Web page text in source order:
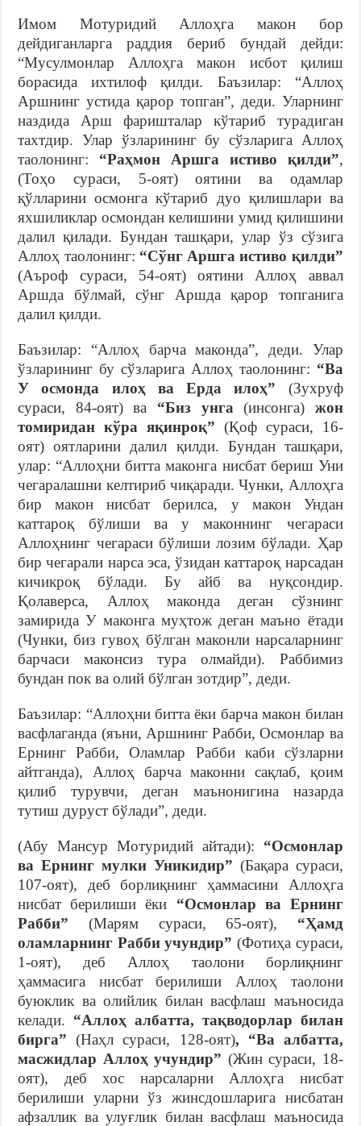
Имом Мотуридий Аллоҳга макон бор
дейдиганларга раддия бериб бундай дейди:
“Мусулмонлар Аллоҳга макон исбот қилиш
борасида ихтилоф қилди. Баъзилар: “Аллоҳ
Аршнинг устида қарор топган”, деди. Уларнинг
наздида Арш фаришталар кўтариб турадиган
тахтдир. Улар ўзларининг бу сўзларига Аллоҳ
таолонинг: “Раҳмон Аршга истиво қилди”,
(Тоҳо сураси, 5-оят) оятини ва одамлар
қўлларини осмонга кўтариб дуо қилишлари ва
яхшиликлар осмондан келишини умид қилишини
далил қилади. Бундан ташқари, улар ўз сўзига
Аллоҳ таолонинг: “Сўнг Аршга истиво қилди”
(Аъроф сураси, 54-оят) оятини Аллоҳ аввал
Аршда бўлмай, сўнг Аршда қарор топганига
далил қилди.
Баъзилар: “Аллоҳ барча маконда”, деди. Улар
ўзларининг бу сўзларига Аллоҳ таолонинг: “Ва
У осмонда илоҳ ва Ерда илоҳ” (Зухруф
сураси, 84-оят) ва “Биз унга(инсонга) жон
томиридан кўра яқинроқ” (Қоф сураси, 16-
оят) оятларини далил қилди. Бундан ташқари,
улар: “Аллоҳни битта маконга нисбат бериш Уни
чегаралашни келтириб чиқаради. Чунки, Аллоҳга
бир макон нисбат берилса, у макон Ундан
каттароқ бўлиши ва у маконнинг чегараси
Аллоҳнинг чегараси бўлиши лозим бўлади. Ҳар
бир чегарали нарса эса, ўзидан каттароқ нарсадан
кичикроқ бўлади. Бу айб ва нуқсондир.
Қолаверса, Аллоҳ маконда деган сўзнинг
замирида У маконга муҳтож деган маъно ётади
(Чунки, биз гувоҳ бўлган маконли нарсаларнинг
барчаси маконсиз тура олмайди). Раббимиз
бундан пок ва олий бўлган зотдир”, деди.
Баъзилар: “Аллоҳни битта ёки барча макон билан
васфлаганда (яъни, Аршнинг Рабби, Осмонлар ва
Ернинг Рабби, Оламлар Рабби каби сўзларни
айтганда), Аллоҳ барча маконни сақлаб, қоим
қилиб турувчи, деган маънонигина назарда
тутиш дуруст бўлади”, деди.
(Абу Мансур Мотуридий айтади): “Осмонлар
ва Ернинг мулки Уникидир” (Бақара сураси,
107-оят), деб борлиқнинг ҳаммасини Аллоҳга
нисбат берилиши ёки “Осмонлар ва Ернинг
Рабби” (Марям сураси, 65-оят), “Ҳамд
оламларнинг Рабби учундир”(Фотиҳа сураси,
1-оят), деб Аллоҳ таолони борлиқнинг
ҳаммасига нисбат берилиши Аллоҳ таолони
буюклик ва олийлик билан васфлаш маъносида
келади. “Аллоҳ албатта, тақводорлар билан
бирга”(Наҳл сураси, 128-оят), “Ва албатта,
масжидлар Аллоҳ учундир” (Жин сураси, 18-
оят), деб хос нарсаларни Аллоҳга нисбат
берилиши уларни ўз жинсдошларига нисбатан
афзаллик ва улуғлик билан васфлаш маъносида